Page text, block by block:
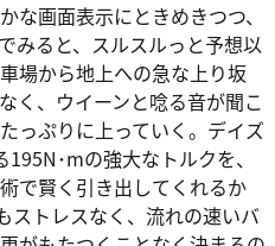
な画面表示にときめきつつ、
みると、スルスルっと予想以
場から地上への急な上り坂
く、ウイーンと唸る音が聞こ
っぷりに上っていく。デイズ
･mの強大なトルクを、
で賢く引き出してくれるか
ストレスなく、流れの速いバ